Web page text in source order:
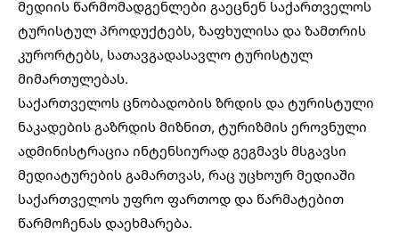
მედიის წარმომადგენლები გაეცნენ საქართველოს
ტურისტულ პროდუქტებს, ზაფხულისა და ზამთრის
კურორტებს, სათავგადასავლო ტურისტულ
მიმართულებას.
საქართველოს ცნობადობის ზრდის და ტურისტული
ნაკადების გაზრდის მიზნით, ტურიზმის ეროვნული
ადმინისტრაცია ინტენსიურად გეგმავს მსგავსი
მედიატურების გამართვას, რაც უცხოურ მედიაში
საქართველოს უფრო ფართოდ და წარმატებით
წარმოჩენას დაეხმარება.